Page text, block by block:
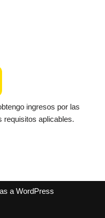
ingresos por las
requisitos aplicables.
a WordPress